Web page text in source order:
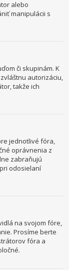
alebo
manipulácii s
či skupinám. K
autorizáciu,
takže ich
jednotlivé fóra,
oprávnenia z
zabraňujú
odosielaní
na svojom fóre,
Prosíme berte
fóra a